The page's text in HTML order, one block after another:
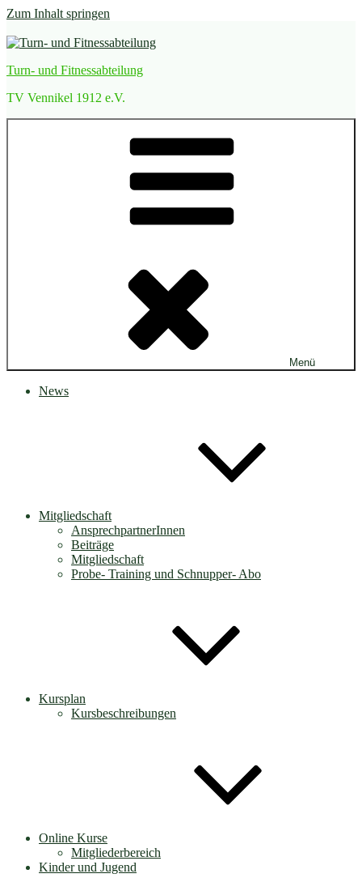
Zum Inhalt springen
Turn- und Fitnessabteilung
TV Vennikel 1912 e.V.
Menü
News
Mitgliedschaft
AnsprechpartnerInnen
Beiträge
Mitgliedschaft
Probe- Training und Schnupper- Abo
Kursplan
Kursbeschreibungen
Online Kurse
Mitgliederbereich
Kinder und Jugend